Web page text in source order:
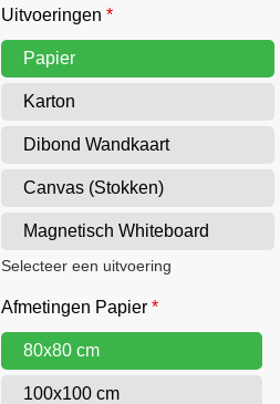
Uitvoeringen *
Papier
Karton
Dibond Wandkaart
Canvas (Stokken)
Magnetisch Whiteboard
Selecteer een uitvoering
Afmetingen Papier *
80x80 cm
100x100 cm